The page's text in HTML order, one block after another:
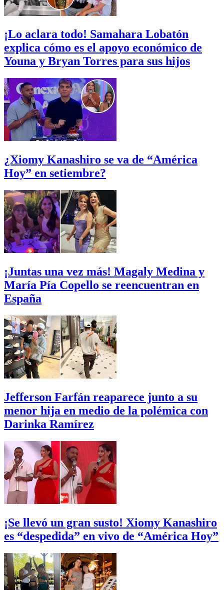
¡Lo aclara todo! Samahara Lobatón
explica cómo es el apoyo económico de
Youna y Bryan Torres para sus hijos
¿Xiomy Kanashiro se va de “América
Hoy” en setiembre?
¡Juntas una vez más! Magaly Medina y
María Pía Copello se reencuentran en
España
Jefferson Farfán reaparece junto a su
menor hija en medio de la polémica con
Darinka Ramírez
¡Se llevó un gran susto! Xiomy Kanashiro
es “despedida” en vivo de “América Hoy”